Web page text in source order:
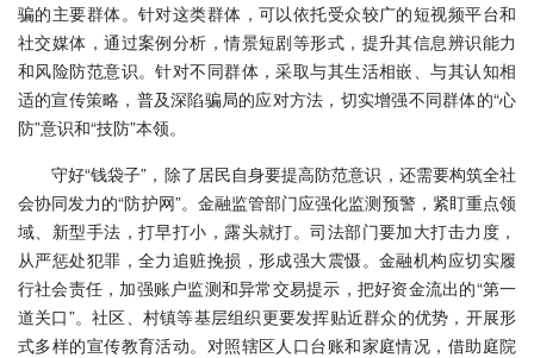
骗的主要群体。针对这类群体，可以依托受众较广的短视频平台和
社交媒体，通过案例分析，情景短剧等形式，提升其信息辨识能力
和风险防范意识。针对不同群体，采取与其生活相嵌、与其认知相
适的宣传策略，普及深陷骗局的应对方法，切实增强不同群体的“心
防”意识和“技防”本领。
守好“钱袋子”，除了居民自身要提高防范意识，还需要构筑全社
会协同发力的“防护网”。金融监管部门应强化监测预警，紧盯重点领
域、新型手法，打早打小，露头就打。司法部门要加大打击力度，
从严惩处犯罪，全力追赃挽损，形成强大震慑。金融机构应切实履
行社会责任，加强账户监测和异常交易提示，把好资金流出的“第一
道关口”。社区、村镇等基层组织更要发挥贴近群众的优势，开展形
式多样的宣传教育活动。对照辖区人口台账和家庭情况，借助庭院